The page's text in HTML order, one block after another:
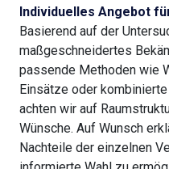
Individuelles Angebot
Basierend auf der
maßgeschneidertes
passende Methoden wie
Einsätze oder
achten wir auf
Wünsche. Auf Wunsch
Nachteile der einzelnen